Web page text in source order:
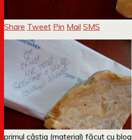
Share Tweet Pin Mail SMS
primul câștig (material) făcut cu